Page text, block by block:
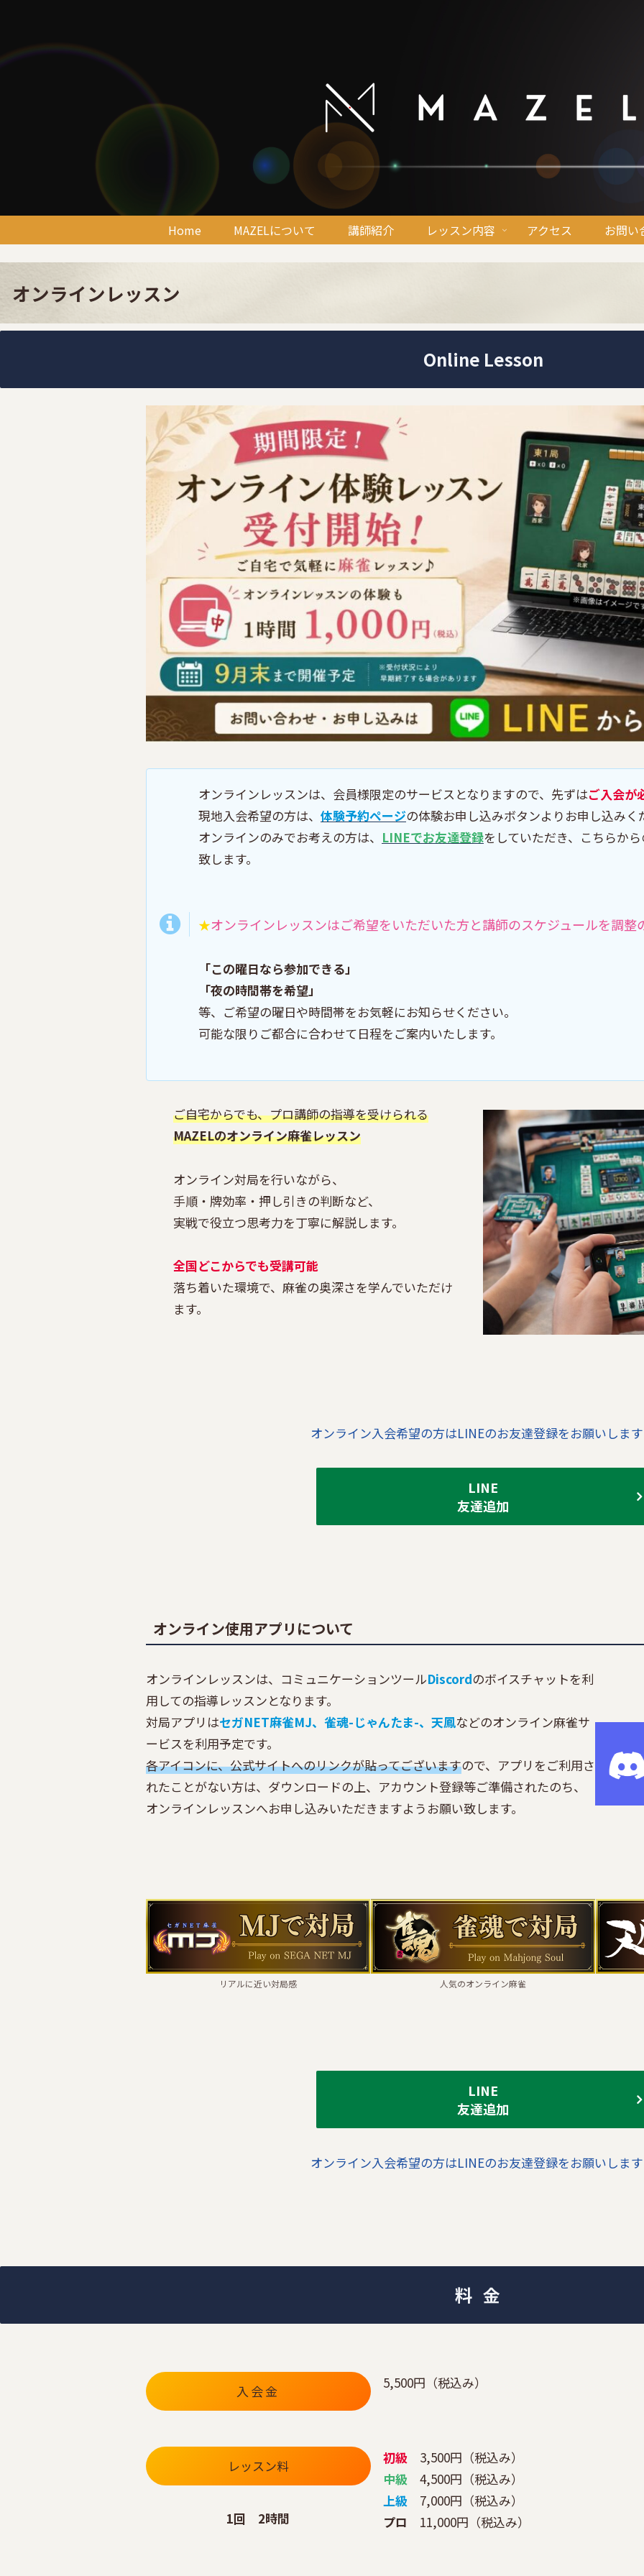
Home MAZELについて 講師紹介 レッスン内容 アクセス お問い
オンラインレッスン
Online Lesson
オンラインレッスンは、会員様限定のサービスとなりますので、先ずはご入会が
現地入会希望の方は、 体験予約ページの体験お申し込みボタンよりお申し込みく
オンラインのみでお考えの方は、 LINEでお友達登録をしていただき、こちらか
致します。
★オンラインレッスンはご希望をいただいた方と講師のスケジュールを調整
「この曜日なら参加できる」
「夜の時間帯を希望」
等、ご希望の曜日や時間帯をお気軽にお知らせください。
可能な限りご都合に合わせて日程をご案内いたします。
ご自宅からでも、プロ講師の指導を受けられる
MAZELのオンライン麻雀レッスン
オンライン対局を行いながら、
手順・牌効率・押し引きの判断など、
実戦で役立つ思考力を丁寧に解説します。
全国どこからでも受講可能
落ち着いた環境で、麻雀の奥深さを学んでいただけ
ます。
オンライン入会希望の方はLINEのお友達登録をお願いしま
LINE
友達追加
オンライン使用アプリについて
オンラインレッスンは、コミュニケーションツールDiscordのボイスチャットを利
用しての指導レッスンとなります。
対局アプリはセガNET麻雀MJ、 雀魂-じゃんたま-、 天鳳などのオンライン麻雀サ
ービスを利用予定です。
各アイコンに、公式サイトへのリンクが貼ってございますので、アプリをご利用さ
れたことがない方は、ダウンロードの上、アカウント登録等ご準備されたのち、
オンラインレッスンへお申し込みいただきますようお願い致します。
リアルに近い対局感 人気のオンライン麻雀
LINE
友達追加
オンライン入会希望の方はLINEのお友達登録をお願いしま
料金
入会金 5,500円（税込み）
レッスン料
1回 2時間
初級3,500円（税込み）
中級 4,500円（税込み）
上級7,000円（税込み）
プロ 11,000円（税込み）